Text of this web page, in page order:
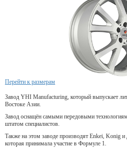
Перейти к размерам
Завод YHI Manufacturing, который выпускает
Востоке Азии.
Завод оснащён самыми передовыми
штатом специалистов.
Также на этом заводе производят Enkei, Konig
которая принимала участие в Формуле 1.